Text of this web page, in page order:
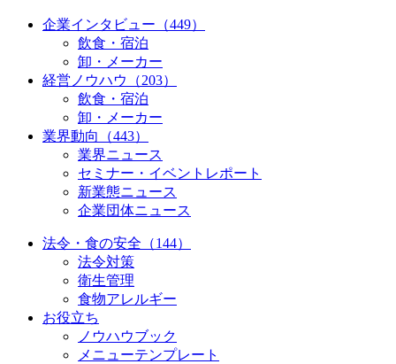
企業インタビュー（449）
飲食・宿泊
卸・メーカー
経営ノウハウ（203）
飲食・宿泊
卸・メーカー
業界動向（443）
業界ニュース
セミナー・イベントレポート
新業態ニュース
企業団体ニュース
法令・食の安全（144）
法令対策
衛生管理
食物アレルギー
お役立ち
ノウハウブック
メニューテンプレート